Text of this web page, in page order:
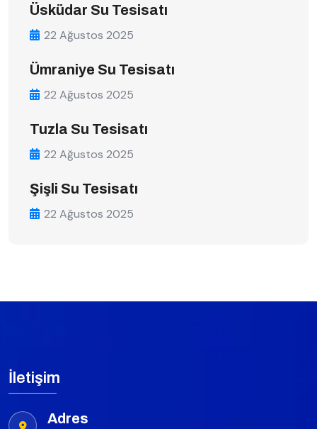
Üsküdar Su Tesisatı
22 Ağustos 2025
Ümraniye Su Tesisatı
22 Ağustos 2025
Tuzla Su Tesisatı
22 Ağustos 2025
Şişli Su Tesisatı
22 Ağustos 2025
İletişim
Adres